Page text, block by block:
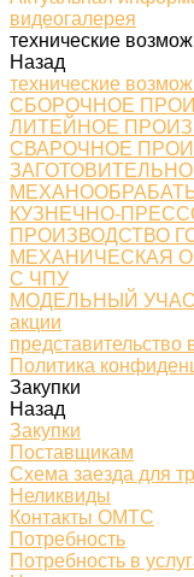
видеогалерея
технические
Назад
технические
СБОРОЧНОЕ
ЛИТЕЙНОЕ
СВАРОЧНОЕ
КУЗНЕЧНО-
ПРОИЗВОДСТВО
МЕХАНИЧЕСКАЯ
С ЧПУ
МОДЕЛЬНЫЙ
акции
представительство
Политика
Закупки
Назад
Закупки
Поставщикам
Схема заезда для
Неликвиды
Контакты ОМТС
Потребность
Потребность в